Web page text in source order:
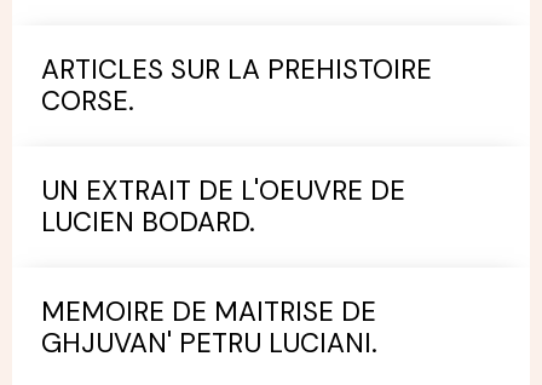
ARTICLES SUR LA PREHISTOIRE
CORSE.
UN EXTRAIT DE L'OEUVRE DE
LUCIEN BODARD.
MEMOIRE DE MAITRISE DE
GHJUVAN' PETRU LUCIANI.